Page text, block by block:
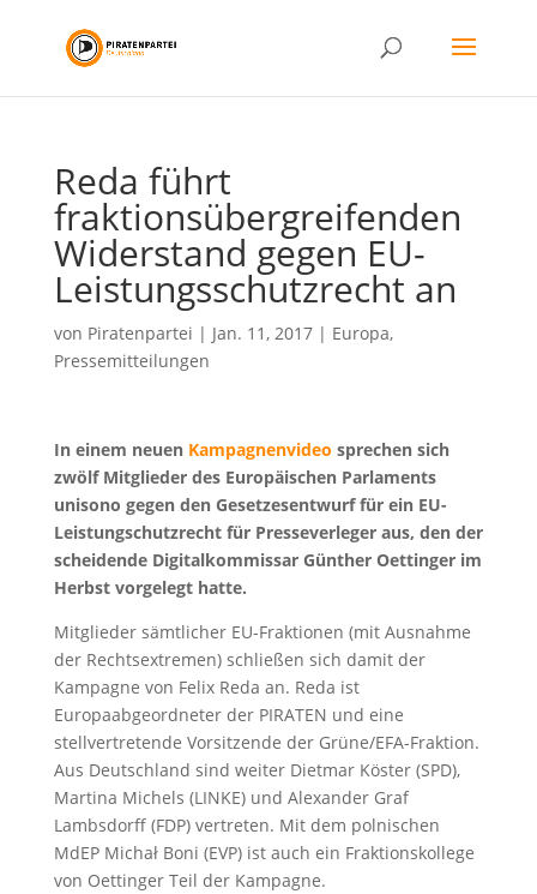
Reda führt
fraktionsübergreifenden
Widerstand gegen EU-
Leistungsschutzrecht an
von Piratenpartei | Jan. 11, 2017| Europa,
Pressemitteilungen
In einem neuen Kampagnenvideo sprechen sich
zwölf Mitglieder des Europäischen Parlaments
unisono gegen den Gesetzesentwurf für ein EU-
Leistungschutzrecht für Presseverleger aus, den der
scheidende Digitalkommissar Günther Oettinger im
Herbst vorgelegt hatte.
Mitglieder sämtlicher EU-Fraktionen (mit Ausnahme
der Rechtsextremen) schließen sich damit der
Kampagne von Felix Reda an. Reda ist
Europaabgeordneter der PIRATEN und eine
stellvertretende Vorsitzende der Grüne/EFA-Fraktion.
Aus Deutschland sind weiter Dietmar Köster (SPD),
Martina Michels (LINKE) und Alexander Graf
Lambsdorff (FDP) vertreten. Mit dem polnischen
MdEP Michał Boni (EVP) ist auch ein Fraktionskollege
von Oettinger Teil der Kampagne.